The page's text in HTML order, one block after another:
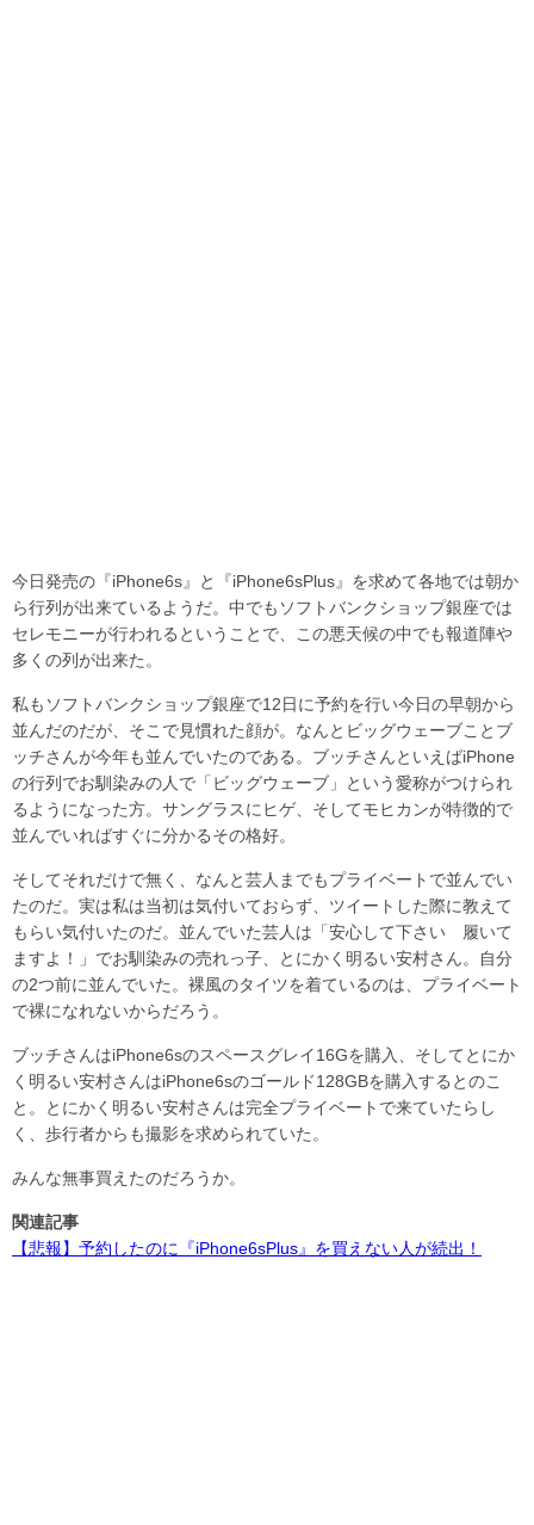
今日発売の『iPhone6s』と『iPhone6sPlus』を求めて各地では朝か
ら行列が出来ているようだ。中でもソフトバンクショップ銀座では
セレモニーが行われるということで、この悪天候の中でも報道陣や
多くの列が出来た。
私もソフトバンクショップ銀座で12日に予約を行い今日の早朝から
並んだのだが、そこで見慣れた顔が。なんとビッグウェーブことブ
ッチさんが今年も並んでいたのである。ブッチさんといえばiPhone
の行列でお馴染みの人で「ビッグウェーブ」という愛称がつけられ
るようになった方。サングラスにヒゲ、そしてモヒカンが特徴的で
並んでいればすぐに分かるその格好。
そしてそれだけで無く、なんと芸人までもプライベートで並んでい
たのだ。実は私は当初は気付いておらず、ツイートした際に教えて
もらい気付いたのだ。並んでいた芸人は「安心して下さい 履いて
ますよ！」でお馴染みの売れっ子、とにかく明るい安村さん。自分
の2つ前に並んでいた。裸風のタイツを着ているのは、プライベート
で裸になれないからだろう。
ブッチさんはiPhone6sのスペースグレイ16Gを購入、そしてとにか
く明るい安村さんはiPhone6sのゴールド128GBを購入するとのこ
と。とにかく明るい安村さんは完全プライベートで来ていたらし
く、歩行者からも撮影を求められていた。
みんな無事買えたのだろうか。
関連記事
【悲報】予約したのに『iPhone6sPlus』を買えない人が続出！